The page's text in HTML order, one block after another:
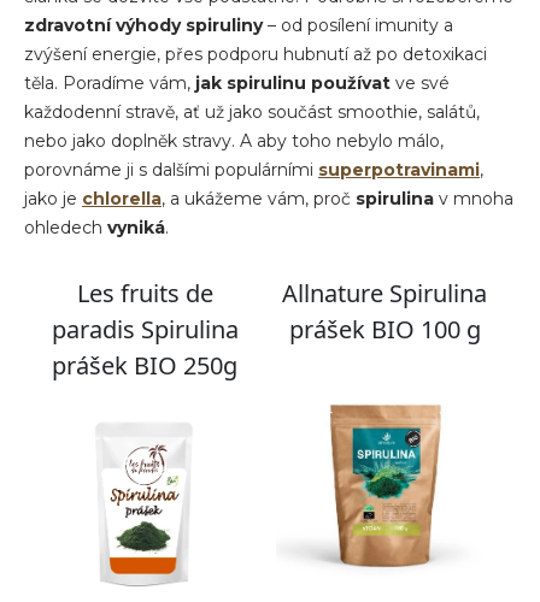
zdravotní výhody spiruliny– od posílení imunity a
zvýšení energie, přes podporu hubnutí až po detoxikaci
těla. Poradíme vám, jak spirulinu používat ve své
každodenní stravě, ať už jako součást smoothie, salátů,
nebo jako doplněk stravy. A aby toho nebylo málo,
porovnáme ji s dalšími populárními superpotravinami,
jako je chlorella, a ukážeme vám, proč spirulina v mnoha
ohledech vyniká.